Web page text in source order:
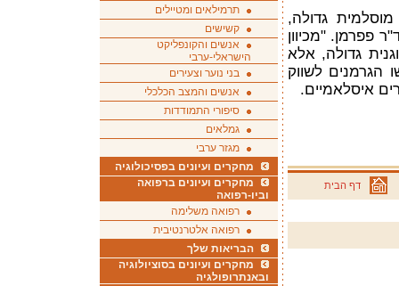
גדולה,
פפרמן. "מכיוון
גדולה, אלא
לשווק
איסלאמיים.
דף הבית
תרמילאים ומטיילים
קשישים
אנשים והקונפליקט
הישראלי-ערבי
בני נוער וצעירים
אנשים והמצב הכלכלי
סיפורי התמודדות
גמלאים
מגזר ערבי
מחקרים ועיונים בפסיכולוגיה
מחקרים ועיונים ברפואה
וביו-רפואה
רפואה משלימה
רפואה אלטרנטיבית
הבריאות שלך
מחקרים ועיונים בסוציולוגיה
ובאנתרופולגיה